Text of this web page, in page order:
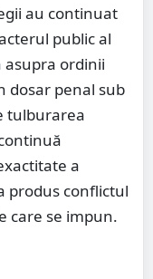
au continuat
public al
asupra ordinii
dosar penal sub
tulburarea
a
produs conflictul
care se impun.